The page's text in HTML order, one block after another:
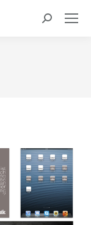
Search: